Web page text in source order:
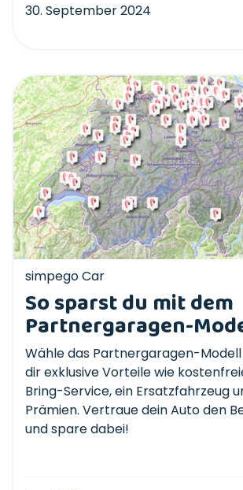
30. September 2024
simpego Car
So sparst du mit dem
Partnergaragen-
Wähle das Partnergaragen-
dir exklusive Vorteile wie
Bring-Service, ein Ersatzfahrzeug
Prämien. Vertraue dein Auto den
und spare dabei!